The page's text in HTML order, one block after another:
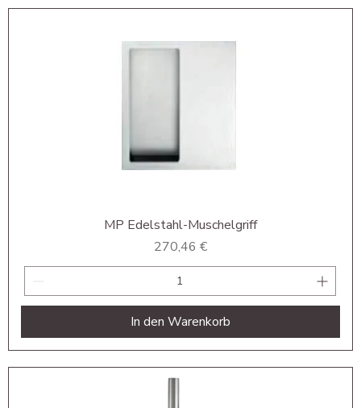
MP Edelstahl-Muschelgriff
Preis
270,46 €
In den Warenkorb